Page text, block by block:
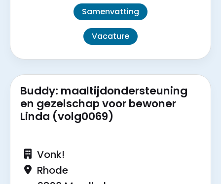
Samenvatting
Vacature
Buddy: maaltijdondersteuning
en gezelschap voor bewoner
Linda (volg0069)
Vonk!
Rhode